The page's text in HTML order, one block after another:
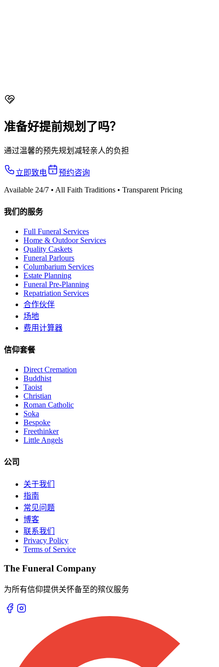
准备好提前规划了吗？
通过温馨的预先规划减轻亲人的负担
立即致电 预约咨询
Available 24/7 • All Faith Traditions • Transparent Pricing
我们的服务
Full Funeral Services
Home & Outdoor Services
Quality Caskets
Funeral Parlours
Columbarium Services
Estate Planning
Funeral Pre-Planning
Repatriation Services
合作伙伴
场地
费用计算器
信仰套餐
Direct Cremation
Buddhist
Taoist
Christian
Roman Catholic
Soka
Bespoke
Freethinker
Little Angels
公司
关于我们
指南
常见问题
博客
联系我们
Privacy Policy
Terms of Service
The Funeral Company
为所有信仰提供关怀备至的殡仪服务